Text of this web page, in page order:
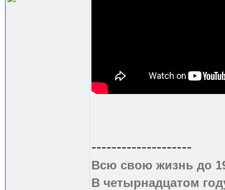
--------------------
Всю свою жизнь до
В четырнадцатом